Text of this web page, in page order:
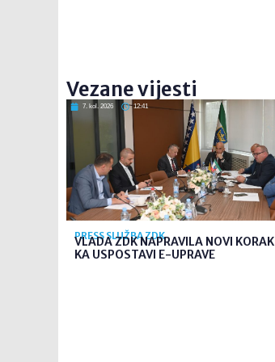
Vezane vijesti
7. kol. 2026 12:41
PRESS SLUŽBA ZDK
VLADA ZDK NAPRAVILA NOVI KORAK
KA USPOSTAVI E-UPRAVE